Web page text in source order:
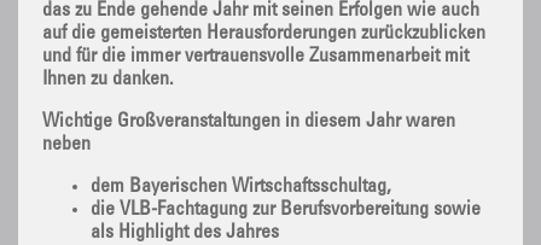
das zu Ende gehende Jahr mit seinen Erfolgen wie auch
auf die gemeisterten Herausforderungen zurückzublicken
und für die immer vertrauensvolle Zusammenarbeit mit
Ihnen zu danken.
Wichtige Großveranstaltungen in diesem Jahr waren
neben
dem Bayerischen Wirtschaftsschultag,
die VLB-Fachtagung zur Berufsvorbereitung sowie
als Highlight des Jahres